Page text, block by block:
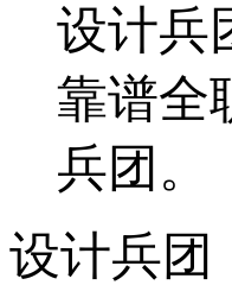
设计兵
靠谱全
兵团。
设计兵团